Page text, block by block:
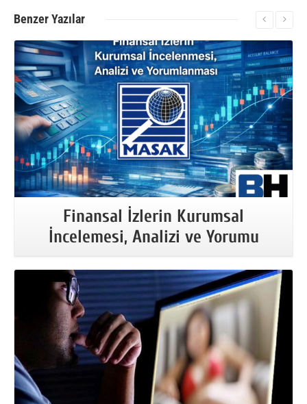
BenzerYazılar
More Information
Finansal İzlerin Kurumsal
İncelemesi, Analizi ve Yorumu
More Information